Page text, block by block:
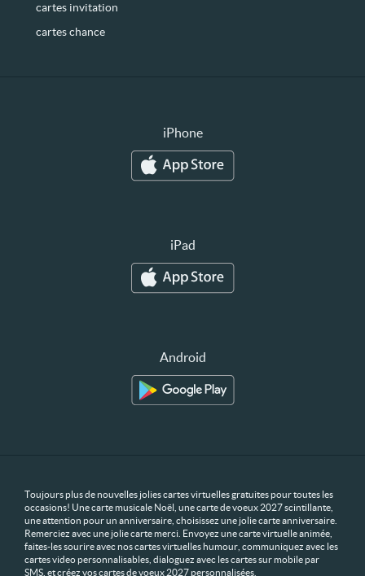
cartes invitation
cartes chance
iPhone
iPad
Android
Toujours plus de nouvelles jolies cartes virtuelles gratuites pour toutes les
occasions! Une carte musicale Noël, une carte de voeux 2027 scintillante,
une attention pour un anniversaire, choisissez une jolie carte anniversaire.
Remerciez avec une jolie carte merci. Envoyez une carte virtuelle animée,
faites-les sourire avec nos cartes virtuelles humour, communiquez avec les
cartes video personnalisables, dialoguez avec les cartes sur mobile par
SMS, et créez vos cartes de voeux 2027 personnalisées.